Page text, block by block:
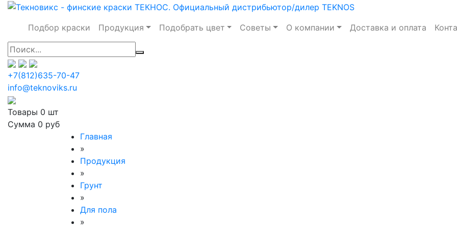
Подбор краски Продукция Подобрать цвет Советы О компании Доставка и оплата
+7(812)635-70-47
info@teknoviks.ru
Товары 0 шт
Сумма 0 руб
Главная
»
Продукция
»
Грунт
»
Для пола
»